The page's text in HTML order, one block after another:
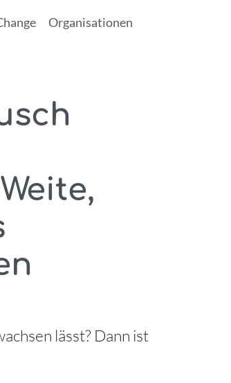
Organisationen
lässt? Dann ist